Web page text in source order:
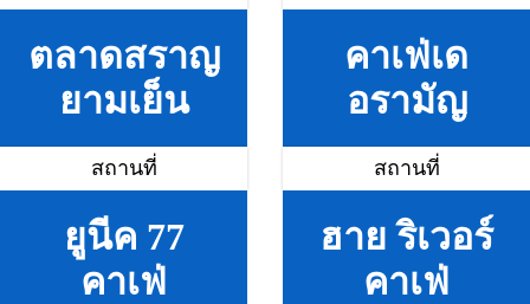
ตลาดสราญ
ยามเย็น
คาเฟ่เด
อรามัญ
สถานที่
ยูนีค 77
คาเฟ่
สถานที่
ฮาย ริเวอร์
คาเฟ่